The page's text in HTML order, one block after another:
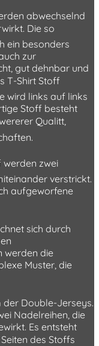
abwechselnd
Die so
ein besonders
zur
gut dehnbar und
T-Shirt Stoff
wird links auf links
Stoff besteht
Qualitt,
zwei
verstrickt.
aufgeworfene
sich durch
werden die
Muster, die
der Double-Jerseys.
Nadelreihen, die
Es entsteht
des Stoffs